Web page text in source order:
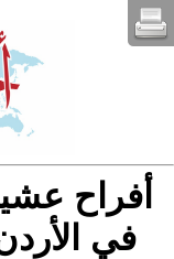
أفراح
في